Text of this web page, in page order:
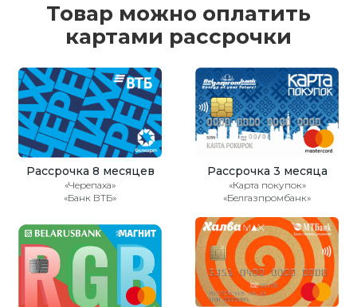
Товар можно оплатить
картами рассрочки
Рассрочка 8 месяцев
«Черепаха»
«Банк ВТБ»
Рассрочка 3 месяца
«Карта покупок»
«Белгазпромбанк»